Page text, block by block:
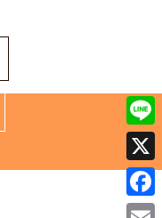
Line
X